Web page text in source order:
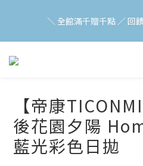
使用
＼ 全館滿千贈千點 ／ 回
登入領取 < 本月
加入會員立即領$200購物金(效期
使用
【帝康
後花園夕陽
藍光彩色日拋